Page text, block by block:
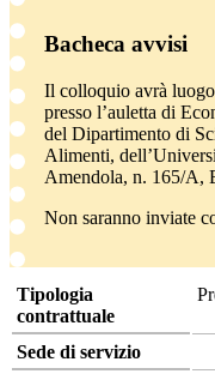
Bacheca avvisi
Il colloquio avrà
presso l’auletta di
del Dipartimento di
Alimenti,
Amendola, n. 165/A,
Non saranno inviate
Tipologia
contrattuale
Sede di servizio